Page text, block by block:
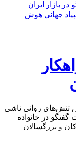
در بازار ایران
جهانی هوش
تنش‌های روانی ناشی
در خانواده
و بزرگسالان